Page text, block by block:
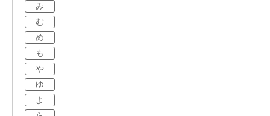
み
む
め
も
や
ゆ
よ